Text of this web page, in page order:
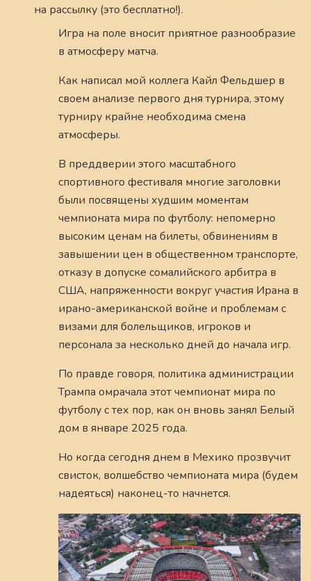
на рассылку (это бесплатно!).
Игра на поле вносит приятное разнообразие
в атмосферу матча.
Как написал мой коллега Кайл Фельдшер в
своем анализе первого дня турнира, этому
турниру крайне необходима смена
атмосферы.
В преддверии этого масштабного
спортивного фестиваля многие заголовки
были посвящены худшим моментам
чемпионата мира по футболу: непомерно
высоким ценам на билеты, обвинениям в
завышении цен в общественном транспорте,
отказу в допуске сомалийского арбитра в
США, напряженности вокруг участия Ирана в
ирано-американской войне и проблемам с
визами для болельщиков, игроков и
персонала за несколько дней до начала игр.
По правде говоря, политика администрации
Трампа омрачала этот чемпионат мира по
футболу с тех пор, как он вновь занял Белый
дом в январе 2025 года.
Но когда сегодня днем в Мехико прозвучит
свисток, волшебство чемпионата мира (будем
надеяться) наконец-то начнется.